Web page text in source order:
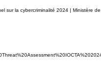
sur la cybercriminalité 2024 | Ministère